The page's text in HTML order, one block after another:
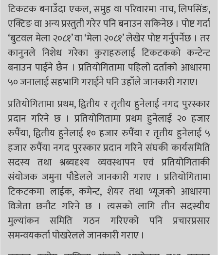
टिकटक बनाउँदा एकल, समुह वा परिवारमा नाच, लिपसिंङ,
एक्टिङ वा अन्य प्रस्तुती गरेर पनि बनाउन सकिनेछ । पोष्ट गर्दा
‘बुटवल मेला २०८१’ वा ‘मेला २०८१’ लेखेर पोष्ट गर्नुपर्नेछ । तर
कानुनले निशेध गरेका कुराहरुलाई टिकटकको कन्टेन्ट
बनाउन पाईने छैन । प्रतियोगितामा पहिलो दर्ताको आधारमा
५० जनालाई सहभागि गराईने पनि उहाँले जानकारी गराए।
प्रतियोगितामा प्रथम, द्वितीय र तृतीय हुनेलाई नगद पुरस्कार
प्रदान गरिने छ । प्रतियोगितामा प्रथम हुनेलाई २० हजार
रुपैंया, द्वितीय हुनेलाई १० हजार रुपैंया र तृतीय हुनेलाई ५
हजार रुपैंया नगद पुरस्कार प्रदान गरिने संघकी कार्यसमिति
सदस्य तथा श्रब्यदृश्य व्यवस्थापन एवं प्रतियोगिताकी
संयोजक जमुना पौडेलले जानकारी गराए । प्रतियोगितामा
टिकटकमा लाईक, कमेन्ट, शेयर तथा भ्यूजको आधारमा
विजेता छनौट गरिने छ । त्यसको लागि तीन सदस्यीय
मुल्यांकन समिति गठन गरिएको पनि प्रचारप्रसार
समन्वयकर्ता पोखरेलले जानकारी गराए ।